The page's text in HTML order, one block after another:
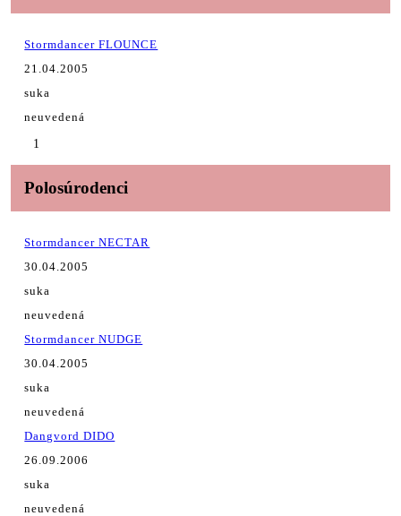
Stormdancer FLOUNCE
21.04.2005
suka
neuvedená
1
Polosúrodenci
Stormdancer NECTAR
30.04.2005
suka
neuvedená
Stormdancer NUDGE
30.04.2005
suka
neuvedená
Dangvord DIDO
26.09.2006
suka
neuvedená